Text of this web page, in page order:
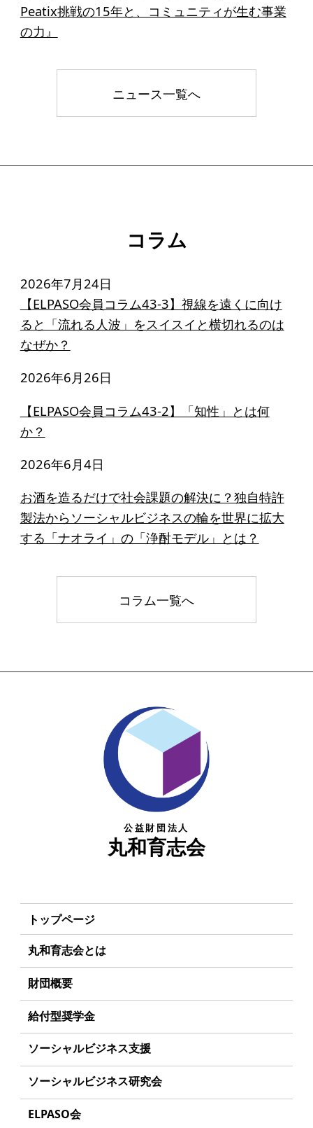
ニュース
コラム
Peatix挑戦の15年と、コミュニティが生む事業
の力』
ニュース一覧へ
コラム
2026年7月24日
【ELPASO会員コラム43-3】視線を遠くに向け
ると「流れる人波」をスイスイと横切れるのは
なぜか？
2026年6月26日
【ELPASO会員コラム43-2】「知性」とは何
か？
2026年6月4日
お酒を造るだけで社会課題の解決に？独自特許
製法からソーシャルビジネスの輪を世界に拡大
する「ナオライ」の「浄酎モデル」とは？
コラム一覧へ
公益財団法人
丸和育志会
トップページ
丸和育志会とは
理事長あいさつ
丸和育志会の目指す未来
学生のみなさんへ
起業を考えているみなさんへ
応援したいみなさんへ
財団概要
理念
沿革
組織
年間スケジュール
給付型奨学金
事業方針
募集要項
給付型奨学金とは
ソーシャルビジネス支援
事業方針
募集要項
ソーシャルビジネス研究会
研究会のねらい
ELPASO会